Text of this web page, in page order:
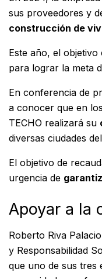
sus proveedores y
construcción de
Este año, el objetivo
para lograr la meta
En conferencia de
a conocer que en
TECHO realizará su
diversas ciudades
El objetivo de
urgencia de
Apoyar a la
Roberto Riva
y Responsabilidad
que uno de sus tres